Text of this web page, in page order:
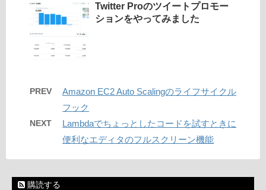
Twitter Proのツイートプロモー
ションをやってみました
PREV
Amazon EC2 Auto Scalingのライフサイクル
フック
NEXT
Lambdaでちょっとしたコードを試すときに
便利なエディタのフルスクリーン機能
購読する